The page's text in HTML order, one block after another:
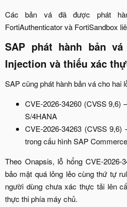
Các bản vá đã được phát
FortiAuthenticator và FortiSandbox
SAP phát hành bản
Injection và thiếu xác
SAP cũng phát hành bản vá cho hai
CVE-2026-34260 (CVSS 9,6)
S/4HANA​
CVE-2026-34263 (CVSS
trong cấu hình SAP
Theo Onapsis, lỗ hổng CVE-
bảo mật quá lỏng lẻo cùng thứ tự
người dùng chưa xác thực tải lên
thực thi phía máy chủ.